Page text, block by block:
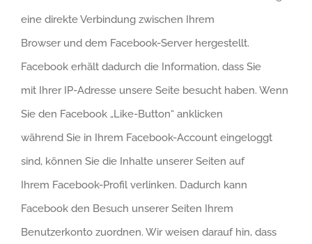
eine direkte Verbindung zwischen Ihrem
Browser und dem Facebook-Server hergestellt.
Facebook erhält dadurch die Information, dass Sie
mit Ihrer IP-Adresse unsere Seite besucht haben. Wenn
Sie den Facebook „Like-Button“ anklicken
während Sie in Ihrem Facebook-Account eingeloggt
sind, können Sie die Inhalte unserer Seiten auf
Ihrem Facebook-Profil verlinken. Dadurch kann
Facebook den Besuch unserer Seiten Ihrem
Benutzerkonto zuordnen. Wir weisen darauf hin, dass